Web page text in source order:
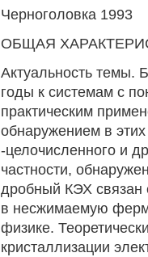
Черноголовка 1993
ОБЩАЯ
Актуальность темы.
годы к системам с
практическим
обнаружением в
-целочисленного и
частности,
дробный КЭХ связан
в несжимаемую
физике.
кристаллизации